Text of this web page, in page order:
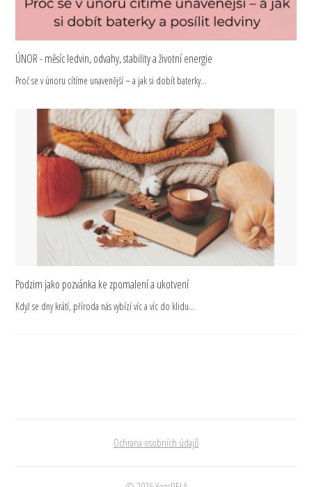
ÚNOR - měsíc ledvin, odvahy, stability a životní energie
Proč se v únoru cítíme unavenější – a jak si dobít baterky…
Podzim jako pozvánka ke zpomalení a ukotvení
Když se dny krátí, příroda nás vybízí víc a víc do klidu…
Ochrana osobních údajů